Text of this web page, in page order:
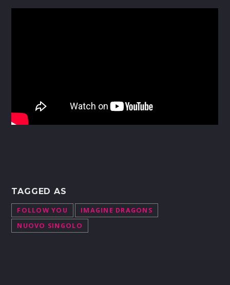
TAGGED AS
FOLLOW YOU
IMAGINE DRAGONS
NUOVO SINGOLO